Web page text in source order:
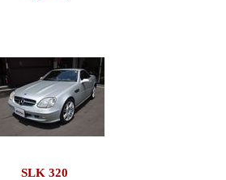
SLK 320